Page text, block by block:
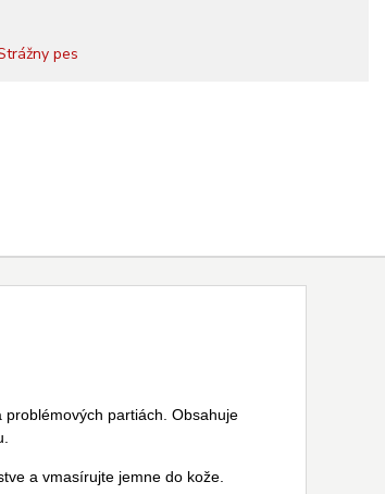
pes
partiách. Obsahuje
a vmasírujte jemne do kože.